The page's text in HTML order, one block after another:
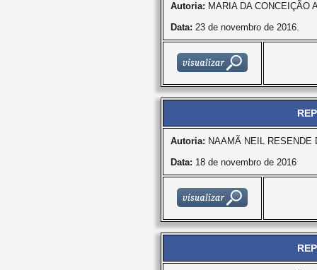
Autoria: MARIA DA CONCEIÇÃO
Data: 23 de novembro de 2016.
Autoria: NAAMÃ NEIL RESENDE
Data: 18 de novembro de 2016